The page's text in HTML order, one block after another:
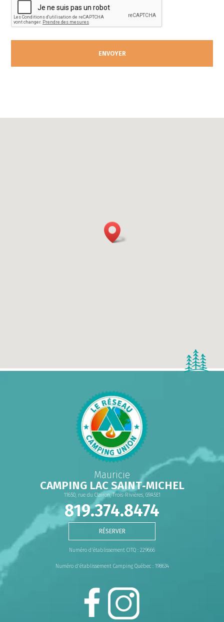
Mauricie
CAMPING LAC SAINT‑MICHEL
11650, rue du Clairon, Trois-Rivières, G9A5E1
819.374.8474
RÉSERVER
Numéro d'établissement CITQ : 229666
Numéro d'établissement Camping Québec : 198634